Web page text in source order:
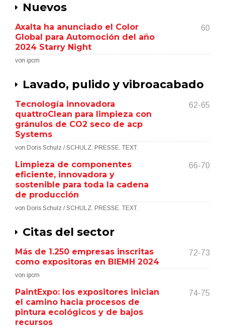
Nuevos
Axalta ha anunciado el Color
Global para Automoción del año
2024 Starry Night
60
von ipcm
Lavado, pulido y vibroacabado
Tecnología innovadora
quattroClean para limpieza con
gránulos de CO2 seco de acp
Systems
62-65
von Doris Schulz / SCHULZ. PRESSE. TEXT.
Limpieza de componentes
eficiente, innovadora y
sostenible para toda la cadena
de producción
66-70
von Doris Schulz / SCHULZ. PRESSE. TEXT.
Citas del sector
Más de 1.250 empresas inscritas
como expositoras en BIEMH 2024
72-73
von ipcm
PaintExpo: los expositores inician
el camino hacia procesos de
pintura ecológicos y de bajos
recursos
74-75